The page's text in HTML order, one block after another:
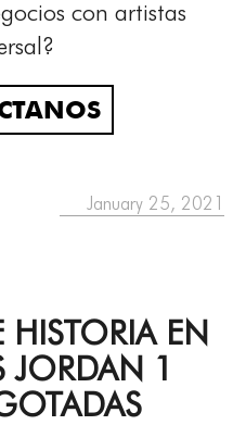
con artistas
January 25, 2021
HISTORIA EN
JORDAN 1